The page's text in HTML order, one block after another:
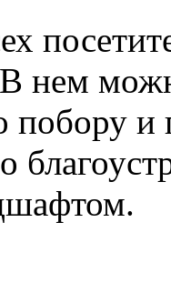
нем
и